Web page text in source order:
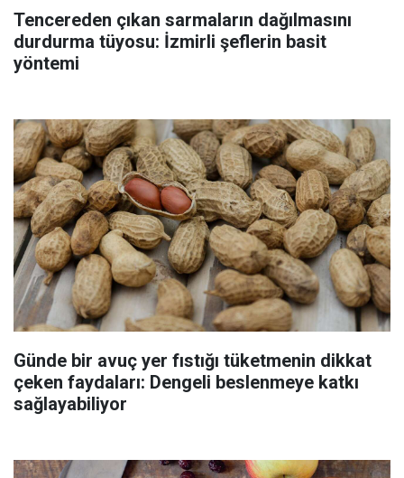
Tencereden çıkan sarmaların dağılmasını
durdurma tüyosu: İzmirli şeflerin basit
yöntemi
Günde bir avuç yer fıstığı tüketmenin dikkat
çeken faydaları: Dengeli beslenmeye katkı
sağlayabiliyor